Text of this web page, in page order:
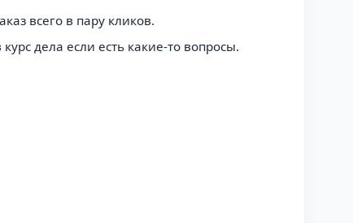
всего в пару кликов.
дела если есть какие-то вопросы.